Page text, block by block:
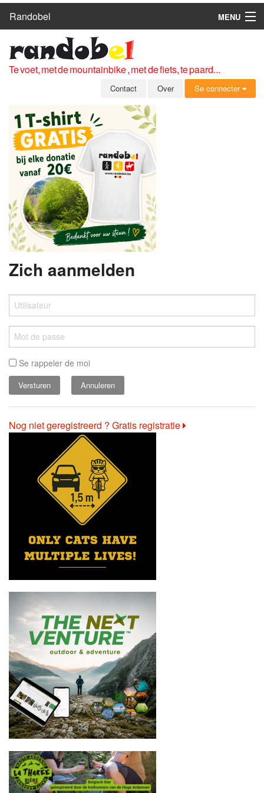
Randobel
MENU
ROUTES
CLUBS
OVER
LEDEN
ZICH AANMELDEN
GRATIS REGISTRATIE
WACHTWOORD VERGETEN
Te voet, met de mountainbike , met de fiets, te paard...
Contact Over Se connecter
Zich aanmelden
Se rappeler de moi
Annuleren
Nog niet geregistreerd ? Gratis registratie